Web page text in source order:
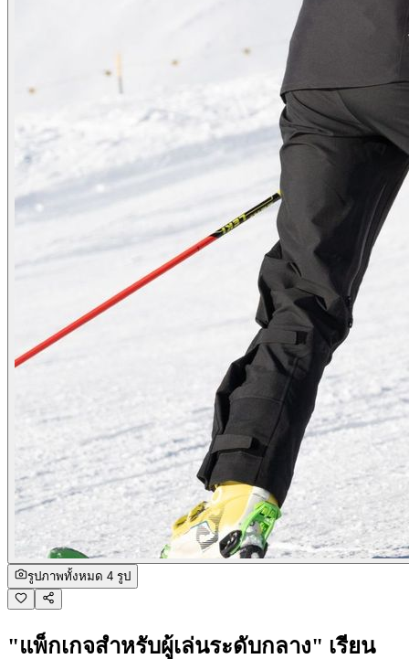
รูปภาพทั้งหมด 4 รูป
"แพ็กเกจสำหรับผู้เล่นระดับกลาง" เรียน